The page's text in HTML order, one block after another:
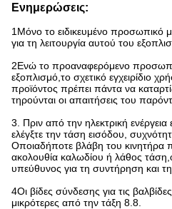
Ενημερώσεις:
1Μόνο το ειδικευμένο προσωπικό
για τη λειτουργία αυτού του
2Ενώ το προαναφερόμενο
εξοπλισμό,το σχετικό εγχειρίδιο
προϊόντος πρέπει πάντα να
τηρούνται οι απαιτήσεις του
3. Πριν από την ηλεκτρική
ελέγξτε την τάση εισόδου,
Οποιαδήποτε βλάβη του κινητήρα
ακολουθία καλωδίου ή λάθος
υπεύθυνος για τη συντήρηση και
4Οι βίδες σύνδεσης για τις
μικρότερες από την τάξη 8.8.